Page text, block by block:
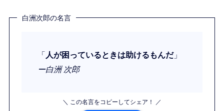
白洲次郎の名言
「 人が困っているときは助けるもんだ」
ー白洲 次郎
＼ この名言をコピーしてシェア！ ／